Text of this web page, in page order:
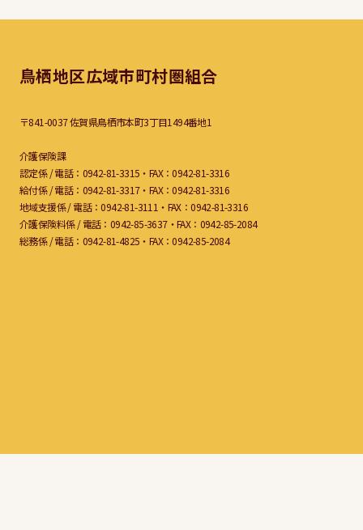
鳥栖地区広域市町村圏組合
〒841-0037 佐賀県鳥栖市本町3丁目1494番地1
介護保険課
認定係 /電話：0942-81-3315・FAX：0942-81-3316
給付係 /電話：0942-81-3317・FAX：0942-81-3316
地域支援係 /電話：0942-81-3111・FAX：0942-81-3316
介護保険料係 /電話：0942-85-3637・FAX：0942-85-2084
総務係 /電話：0942-81-4825・FAX：0942-85-2084